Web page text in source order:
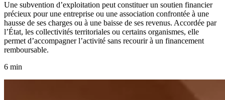
Une subvention d’exploitation peut constituer un soutien financier
précieux pour une entreprise ou une association confrontée à une
hausse de ses charges ou à une baisse de ses revenus. Accordée par
l’État, les collectivités territoriales ou certains organismes, elle
permet d’accompagner l’activité sans recourir à un financement
remboursable.
6 min